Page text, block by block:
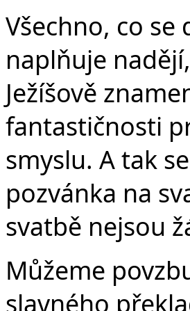
Všechno, co
naplňuje
Ježíšově
fantastičnosti
smyslu. A tak
pozvánka na
svatbě nejsou
Můžeme
slavného